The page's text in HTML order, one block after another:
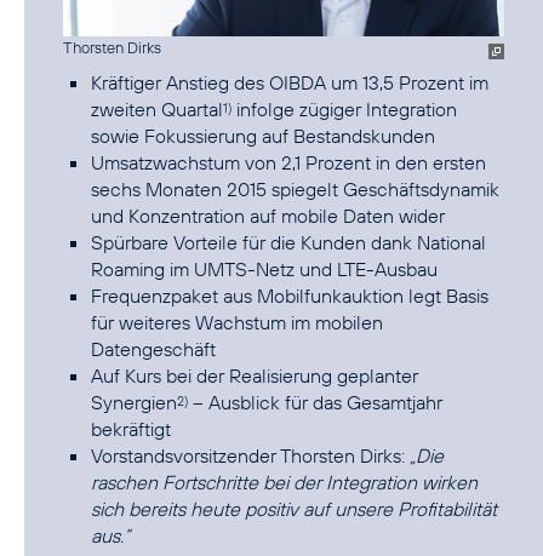
Thorsten Dirks
Kräftiger Anstieg des OIBDA um 13,5 Prozent im
zweiten Quartal1) infolge zügiger Integration
sowie Fokussierung auf Bestandskunden
Umsatzwachstum von 2,1 Prozent in den ersten
sechs Monaten 2015 spiegelt Geschäftsdynamik
und Konzentration auf mobile Daten wider
Spürbare Vorteile für die Kunden dank National
Roaming im UMTS-Netz und LTE-Ausbau
Frequenzpaket aus Mobilfunkauktion legt Basis
für weiteres Wachstum im mobilen
Datengeschäft
Auf Kurs bei der Realisierung geplanter
Synergien2) – Ausblick für das Gesamtjahr
bekräftigt
Vorstandsvorsitzender Thorsten Dirks: „Die
raschen Fortschritte bei der Integration wirken
sich bereits heute positiv auf unsere Profitabilität
aus.“